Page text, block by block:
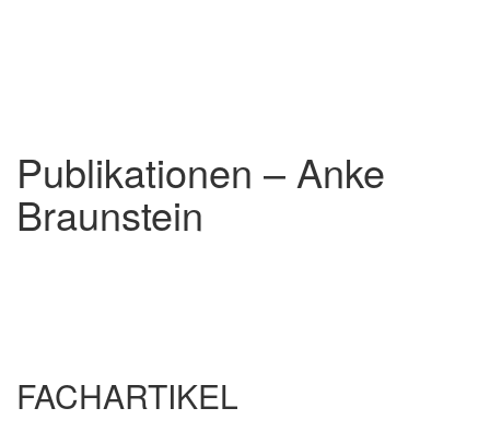
Publikationen – Anke
Braunstein
FACHARTIKEL